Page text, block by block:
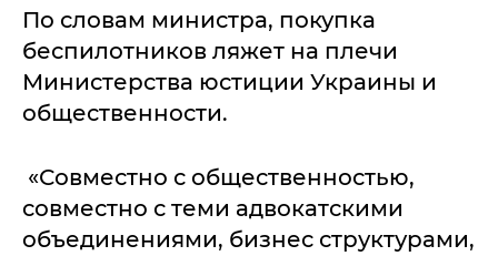
По словам министра, покупка
беспилотников ляжет на плечи
Министерства юстиции Украины и
общественности.
«Совместно с общественностью,
совместно с теми адвокатскими
объединениями, бизнес структурами,